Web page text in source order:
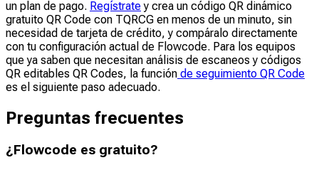
un plan de pago. Regístratey crea un código QR dinámico
gratuito QR Code con TQRCG en menos de un minuto, sin
necesidad de tarjeta de crédito, y compáralo directamente
con tu configuración actual de Flowcode. Para los equipos
que ya saben que necesitan análisis de escaneos y códigos
QR editables QR Codes, la función de seguimiento QR Code
es el siguiente paso adecuado.
Preguntas frecuentes
¿Flowcode es gratuito?